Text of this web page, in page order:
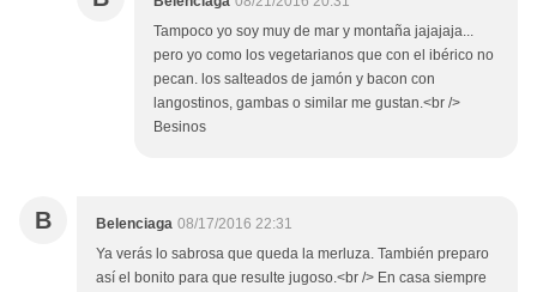
Tampoco yo soy muy de mar y montaña jajajaja...
pero yo como los vegetarianos que con el ibérico no
pecan. los salteados de jamón y bacon con
langostinos, gambas o similar me gustan.<br />
Besinos
B Belenciaga 08/17/2016 22:31
Ya verás lo sabrosa que queda la merluza. También preparo
así el bonito para que resulte jugoso.<br /> En casa siempre